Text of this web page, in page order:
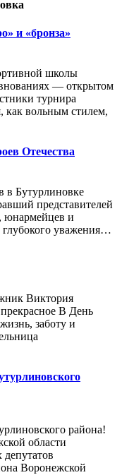
и «бронза»
школы
— открытом
турнира
как вольным стилем,
Отечества
в Бутурлиновке
представителей
юнармейцев и
уважения…
Виктория
В День
заботу и
района!
области
Воронежской